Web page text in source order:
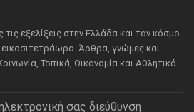
εξελίξεις στην Ελλάδα και τον κόσμο.
Άρθρα, γνώμες και
Τοπικά, Οικονομία και Αθλητικά.